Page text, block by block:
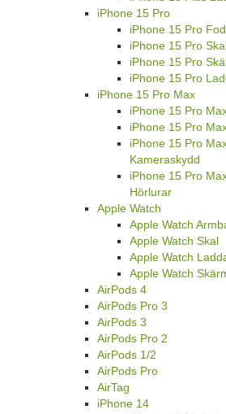
iPhone 15 Pro
iPhone 15 Pro
iPhone 15 Pro
iPhone 15 Pro
iPhone 15 Pro
iPhone 15 Pro Max
iPhone 15 Pro
iPhone 15 Pro
iPhone 15 Pro
Kameraskydd
iPhone 15 Pro
Hörlurar
Apple Watch
Apple Watch
Apple Watch Skal
Apple Watch
Apple Watch
AirPods 4
AirPods Pro 3
AirPods 3
AirPods Pro 2
AirPods 1/2
AirPods Pro
AirTag
iPhone 14